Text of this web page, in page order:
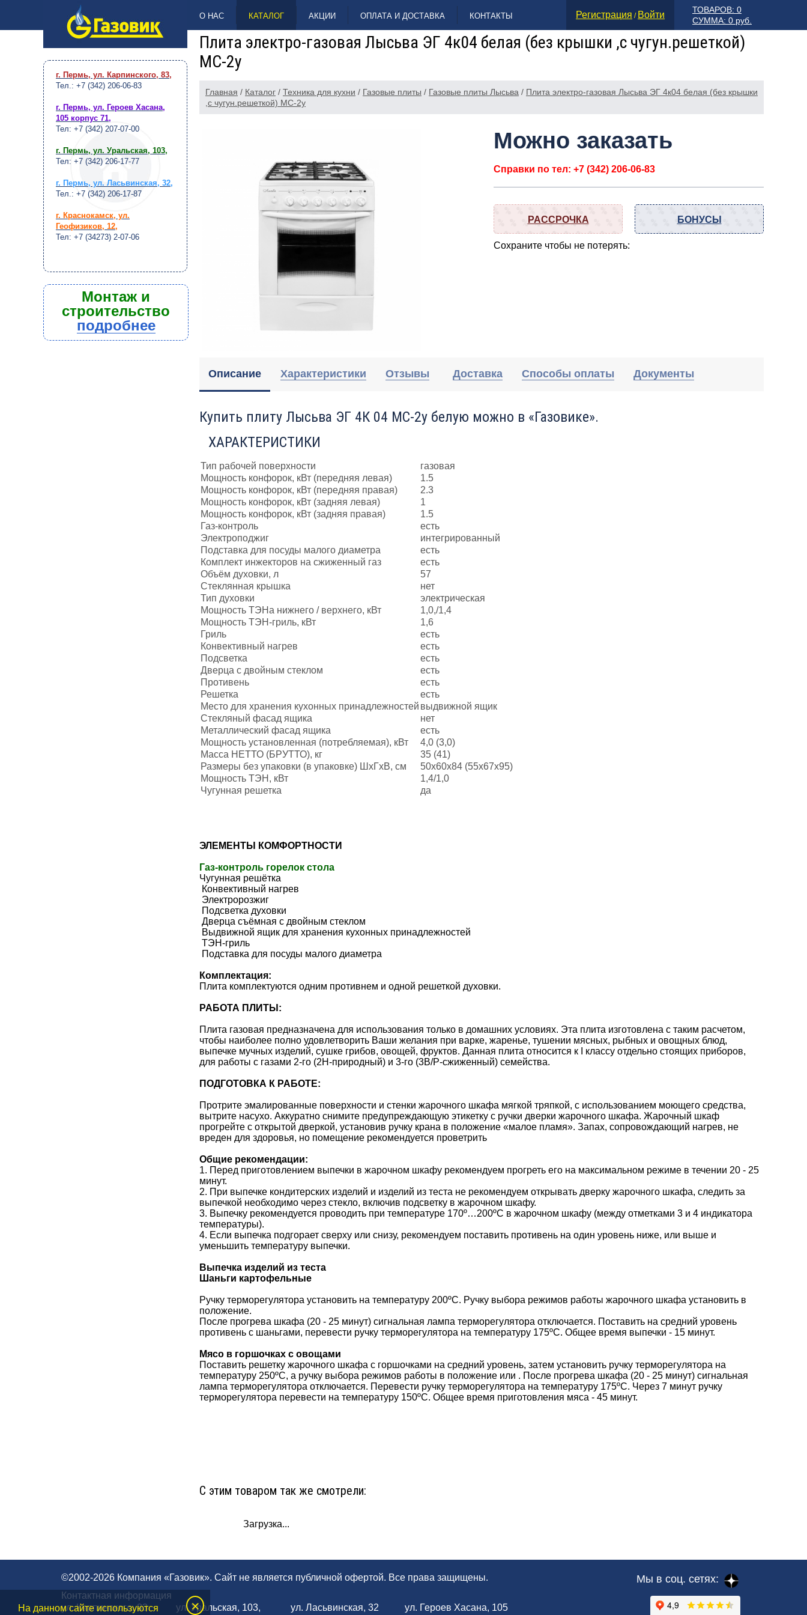
НАВЕРХ
О НАС КАТАЛОГ АКЦИИ ОПЛАТА И ДОСТАВКА КОНТАКТЫ
ТОВАРОВ: 0
СУММА: 0 руб.
Регистрация / Войти
Плита электро-газовая Лысьва ЭГ 4к04 белая (без крышки ,с чугун.решеткой)
МС-2у
Главная / Каталог / Техника для кухни / Газовые плиты / Газовые плиты Лысьва / Плита электро-газовая Лысьва ЭГ 4к04 белая (без крышки
,с чугун.решеткой) МС-2у
Можно заказать
Справки по тел: +7 (342) 206-06-83
РАССРОЧКА БОНУСЫ
Сохраните чтобы не потерять:
Описание Характеристики Отзывы Доставка Способы оплаты Документы
Купить плиту Лысьва ЭГ 4К 04 МС-2у белую можно в «Газовике».
ХАРАКТЕРИСТИКИ
Тип рабочей поверхности
газовая
Мощность конфорок, кВт (передняя левая)
1.5
Мощность конфорок, кВт (передняя правая)
2.3
Мощность конфорок, кВт (задняя левая)
1
Мощность конфорок, кВт (задняя правая)
1.5
Газ-контроль
есть
Электроподжиг
интегрированный
Подставка для посуды малого диаметра
есть
Комплект инжекторов на сжиженный газ
есть
Объём духовки, л
57
Стеклянная крышка
нет
Тип духовки
электрическая
Мощность ТЭНа нижнего / верхнего, кВт
1,0,/1,4
Мощность ТЭН-гриль, кВт
1,6
Гриль
есть
Конвективный нагрев
есть
Подсветка
есть
Дверца с двойным стеклом
есть
Противень
есть
Решетка
есть
Место для хранения кухонных принадлежностей выдвижной ящик
Стекляный фасад ящика
нет
Металлический фасад ящика
есть
Мощность установленная (потребляемая), кВт
4,0 (3,0)
Масса НЕТТО (БРУТТО), кг
35 (41)
Размеры без упаковки (в упаковке) ШхГхВ, см
50х60х84 (55х67х95)
Мощность ТЭН, кВт
1,4/1,0
Чугунная решетка
да
ЭЛЕМЕНТЫ КОМФОРТНОСТИ
Газ-контроль горелок стола
Чугунная решётка
Конвективный нагрев
Электророзжиг
Подсветка духовки
Дверца съёмная с двойным стеклом
Выдвижной ящик для хранения кухонных принадлежностей
ТЭН-гриль
Подставка для посуды малого диаметра
Комплектация:
Плита комплектуются одним противнем и одной решеткой духовки.
РАБОТА ПЛИТЫ:
Плита газовая предназначена для использования только в домашних условиях. Эта плита изготовлена с таким расчетом,
чтобы наиболее полно удовлетворить Ваши желания при варке, жаренье, тушении мясных, рыбных и овощных блюд,
выпечке мучных изделий, сушке грибов, овощей, фруктов. Данная плита относится к I классу отдельно стоящих приборов,
для работы с газами 2-го (2H-природный) и 3-го (3B/P-сжиженный) семейства.
ПОДГОТОВКА К РАБОТЕ:
Протрите эмалированные поверхности и стенки жарочного шкафа мягкой тряпкой, с использованием моющего средства,
вытрите насухо. Аккуратно снимите предупреждающую этикетку с ручки дверки жарочного шкафа. Жарочный шкаф
прогрейте с открытой дверкой, установив ручку крана в положение «малое пламя». Запах, сопровождающий нагрев, не
вреден для здоровья, но помещение рекомендуется проветрить
Общие рекомендации:
1. Перед приготовлением выпечки в жарочном шкафу рекомендуем прогреть его на максимальном режиме в течении 20 - 25
минут.
2. При выпечке кондитерских изделий и изделий из теста не рекомендуем открывать дверку жарочного шкафа, следить за
выпечкой необходимо через стекло, включив подсветку в жарочном шкафу.
3. Выпечку рекомендуется проводить при температуре 170º…200ºС в жарочном шкафу (между отметками 3 и 4 индикатора
температуры).
4. Если выпечка подгорает сверху или снизу, рекомендуем поставить противень на один уровень ниже, или выше и
уменьшить температуру выпечки.
Выпечка изделий из теста
Шаньги картофельные
Ручку терморегулятора установить на температуру 200ºС. Ручку выбора режимов работы жарочного шкафа установить в
положение.
После прогрева шкафа (20 - 25 минут) сигнальная лампа терморегулятора отключается. Поставить на средний уровень
противень с шаньгами, перевести ручку терморегулятора на температуру 175ºС. Общее время выпечки - 15 минут.
Мясо в горшочках с овощами
Поставить решетку жарочного шкафа с горшочками на средний уровень, затем установить ручку терморегулятора на
температуру 250ºС, а ручку выбора режимов работы в положение или . После прогрева шкафа (20 - 25 минут) сигнальная
лампа терморегулятора отключается. Перевести ручку терморегулятора на температуру 175ºС. Через 7 минут ручку
терморегулятора перевести на температуру 150ºС. Общее время приготовления мяса - 45 минут.
С этим товаром так же смотрели:
Загрузка...
г. Пермь, ул. Карпинского, 83,
Тел.: +7 (342) 206-06-83
г. Пермь, ул. Героев Хасана,
105 корпус 71,
Тел: +7 (342) 207-07-00
г. Пермь, ул. Уральская, 103,
Тел: +7 (342) 206-17-77
г. Пермь, ул. Ласьвинская, 32,
Тел.: +7 (342) 206-17-87
г. Краснокамск, ул.
Геофизиков, 12,
Тел: +7 (34273) 2-07-06
Монтаж и
строительство
подробнее
©2002-2026 Компания «Газовик». Сайт не является публичной офертой. Все права защищены.
Контактная информация
ул. Карпинского, 83
ул. Уральская, 103,
ул. Ласьвинская, 32
ул. Героев Хасана, 105
Мы в соц. сетях:
На данном сайте используются ×